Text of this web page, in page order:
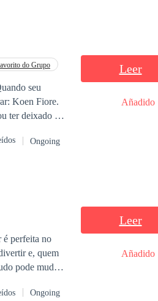
do Grupo
seu
Koen Fiore.
ter deixado na
meses aOngoing
Leer
Añadido
é perfeita no
e, quem
pode mudar,
Ongoing
Leer
Añadido